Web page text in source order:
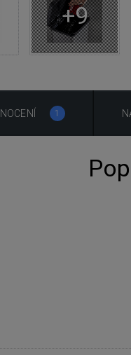
+9
1